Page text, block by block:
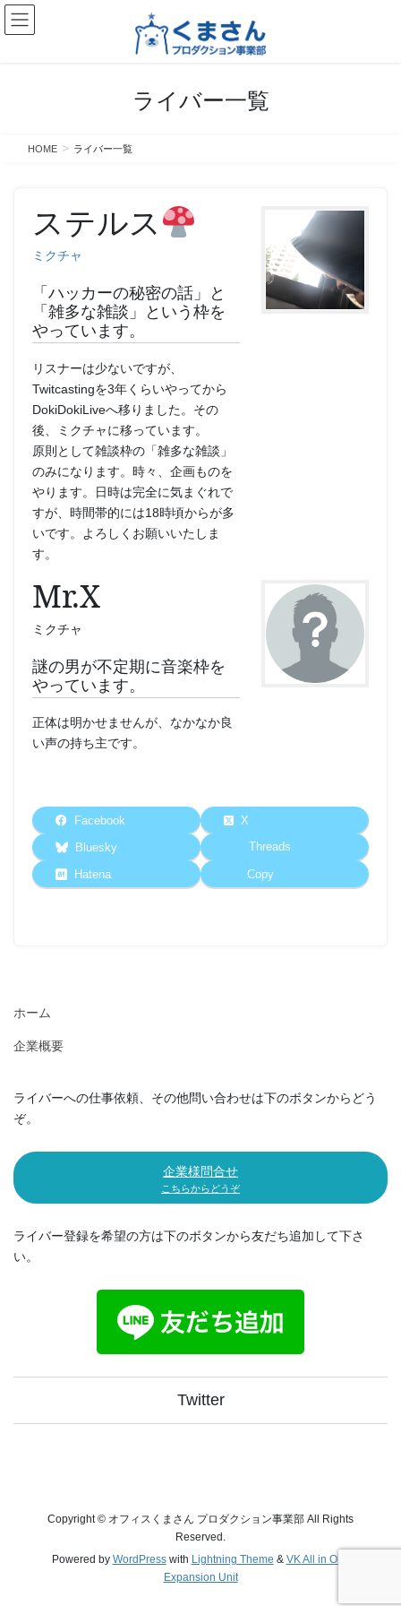
コ
ン
ナ
ビ
ライバー一覧
HOME ライバー一覧
ステルス
ミクチャ
「ハッカーの秘密の話」と
「雑多な雑談」という枠を
やっています。
リスナーは少ないですが、
Twitcastingを3年くらいやってから
DokiDokiLiveへ移りました。その
後、ミクチャに移っています。
原則として雑談枠の「雑多な雑談」
のみになります。時々、企画ものを
やります。日時は完全に気まぐれで
すが、時間帯的には18時頃からが多
いです。よろしくお願いいたしま
す。
Mr.X
ミクチャ
謎の男が不定期に音楽枠を
やっています。
正体は明かせませんが、なかなか良
い声の持ち主です。
Facebook X
Bluesky Threads
Hatena Copy
ホーム
企業概要
ライバーへの仕事依頼、その他問い合わせは下のボタンからどう
ぞ。
企業様問合せ
こちらからどうぞ
ライバー登録を希望の方は下のボタンから友だち追加して下さ
い。
Twitter
Copyright © オフィスくまさん プロダクション事業部 All Rights
Reserved.
Powered by WordPresswith Lightning Theme & VK All in One
Expansion Unit